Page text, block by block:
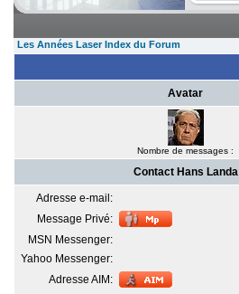
Les Années Laser Index du Forum
Avatar
Nombre de messages :
Contact Hans Landa
Adresse e-mail:
Message Privé:
MSN Messenger:
Yahoo Messenger:
Adresse AIM: